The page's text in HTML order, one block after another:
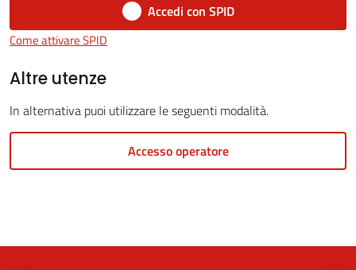
Servizi
line
Tutti
argomenti
Accedi con SPID
Come attivare SPID
Altre utenze
In alternativa puoi utilizzare le seguenti modalità.
Accesso operatore